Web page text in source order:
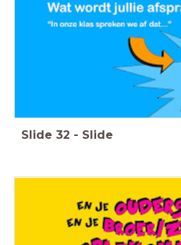
Slide 32 - Slide